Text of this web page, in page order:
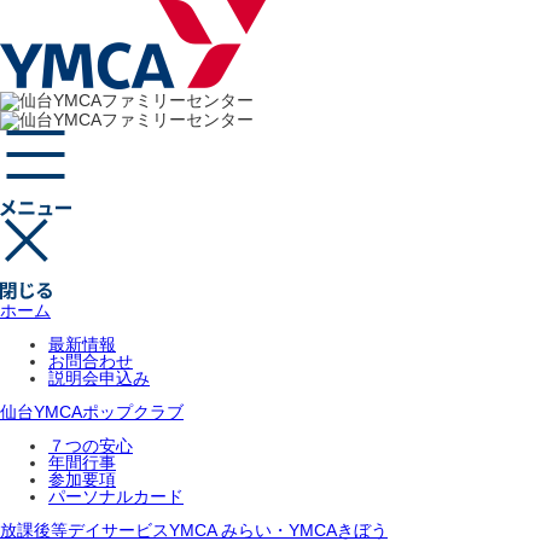
ホーム
最新情報
お問合わせ
説明会申込み
仙台YMCAポップクラブ
７つの安心
年間行事
参加要項
パーソナルカード
放課後等デイサービスYMCA みらい・YMCAきぼう